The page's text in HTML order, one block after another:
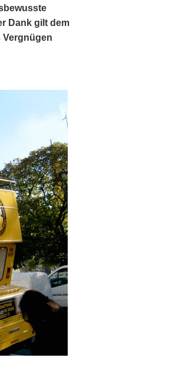
Dank gilt dem
Vergnügen